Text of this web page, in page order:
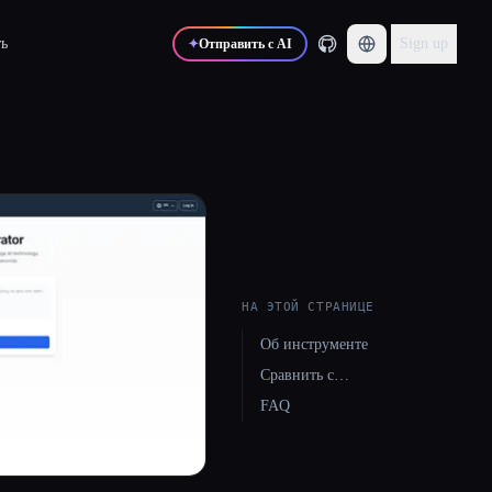
✦Отправить с AI Sign up
НА ЭТОЙ СТРАНИЦЕ
Об инструменте
Сравнить с…
FAQ